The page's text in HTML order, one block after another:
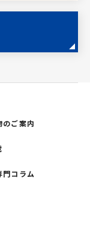
のご案内
門コラム